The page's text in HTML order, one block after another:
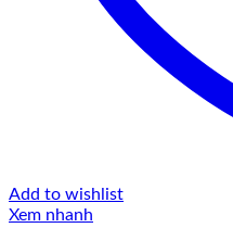
Add to wishlist
Xem nhanh